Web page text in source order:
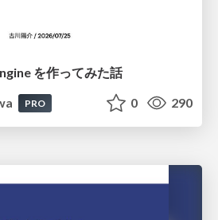
を作ってみた話
PRO 0 290